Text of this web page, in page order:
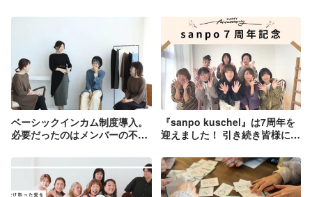
ベーシックインカム制度導入。
必要だったのはメンバーの不安
ら生まれた働き方改革のストー
リーと新制度公開。
『sanpo kuschel』は7周年を
迎えました！ 引き続き皆様に愛